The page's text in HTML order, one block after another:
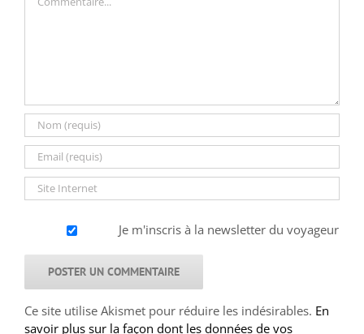
Je m'inscris à la newsletter du voyageur
Ce site utilise Akismet pour réduire les indésirables. En
savoir plus sur la façon dont les données de vos